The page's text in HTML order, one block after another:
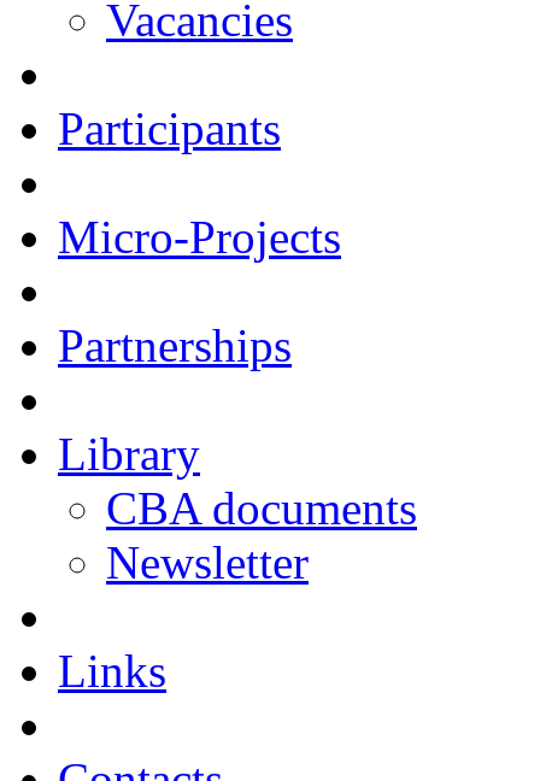
Vacancies
Participants
Micro-Projects
Partnerships
Library
CBA documents
Newsletter
Links